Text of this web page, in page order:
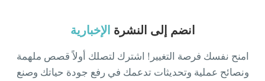
انضم إلى النشرة الإخبارية
امنح نفسك فرصة التغيير! اشترك لتصلك أولاً قصص ملهمة
ونصائح عملية وتحديثات تدعمك في رفع جودة حياتك وصنع